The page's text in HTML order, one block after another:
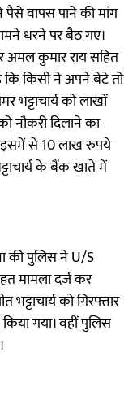
वापस पाने की मांग
धरने पर बैठ गए।
अमल कुमार राय सहित
कि किसी ने अपने बेटे तो
भट्टाचार्य को लाखों
नौकरी दिलाने का
से 10 लाख रुपये
के बैंक खाते में
की पुलिस ने U/S
मामला दर्ज कर
को गिरफ्तार
गया। वहीं पुलिस